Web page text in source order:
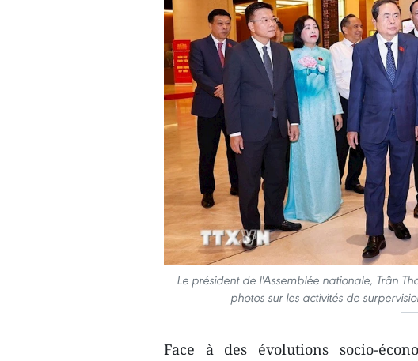
Le président de l'Assemblée nationale, Trân
photos sur les activités de
Face à des évolutions socio-